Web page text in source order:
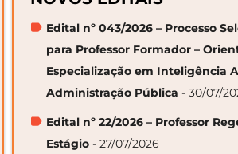
Edital nº 043/2026 – Processo
para Professor Formador –
Especialização em Inteligência
Administração Pública - 30/07/
Edital nº 22/2026 – Professor
Estágio - 27/07/2026